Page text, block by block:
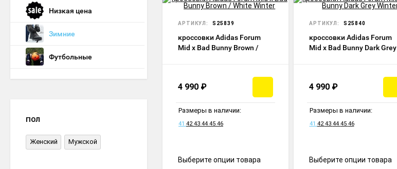
АРТИКУЛ: S25839
кроссовки Adidas Forum
Mid x Bad Bunny Brown /
4 990 ₽
Размеры в наличии:
41 4243 44 45 46
Выберите опции товара
АРТИКУЛ: S25840
кроссовки Adidas Forum
Mid x Bad Bunny Dark Grey
4 990 ₽
Размеры в наличии:
41 4243 44 45 46
Выберите опции товара
Низкая цена
Зимние
Футбольные
ПОЛ
Женский Мужской